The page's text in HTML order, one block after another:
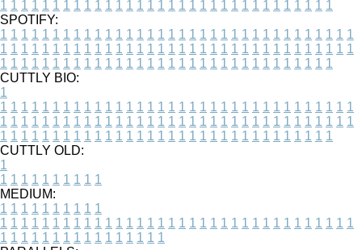
1 1 1 1 1 1 1 1 1 1 1 1 1 1 1 1 1 1 1 1 1 1 1 1 1 1 1 1 1 1 1 1
SPOTIFY:
1 1 1 1 1 1 1 1 1 1 1 1 1 1 1 1 1 1 1 1 1 1 1 1 1 1 1 1 1 1 1 1 1 1
1 1 1 1 1 1 1 1 1 1 1 1 1 1 1 1 1 1 1 1 1 1 1 1 1 1 1 1 1 1 1 1 1 1
1 1 1 1 1 1 1 1 1 1 1 1 1 1 1 1 1 1 1 1 1 1 1 1 1 1 1 1 1 1 1 1
CUTTLY BIO:
1
1 1 1 1 1 1 1 1 1 1 1 1 1 1 1 1 1 1 1 1 1 1 1 1 1 1 1 1 1 1 1 1 1 1
1 1 1 1 1 1 1 1 1 1 1 1 1 1 1 1 1 1 1 1 1 1 1 1 1 1 1 1 1 1 1 1 1 1
1 1 1 1 1 1 1 1 1 1 1 1 1 1 1 1 1 1 1 1 1 1 1 1 1 1 1 1 1 1 1 1
CUTTLY OLD:
1
1 1 1 1 1 1 1 1 1 1
MEDIUM:
1 1 1 1 1 1 1 1 1 1
1 1 1 1 1 1 1 1 1 1 1 1 1 1 1 1 1 1 1 1 1 1 1 1 1 1 1 1 1 1 1 1 1 1
1 1 1 1 1 1 1 1 1 1 1 1 1 1 1 1